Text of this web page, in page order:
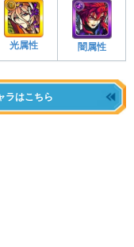
光属性 闇属性
ラはこちら